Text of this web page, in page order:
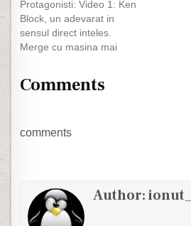
Protagonisti: Video 1: Ken
Block, un adevarat in
sensul direct inteles.
Merge cu masina mai
care nu reprezinta nimic
Comments
comments
Author: